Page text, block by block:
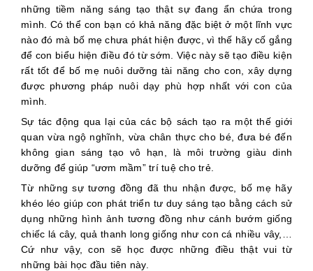
những tiềm năng sáng tạo thật sự đang ẩn chứa trong
mình. Có thể con bạn có khả năng đặc biệt ở một lĩnh vực
nào đó mà bố mẹ chưa phát hiện được, vì thế hãy cố gắng
để con biểu hiện điều đó từ sớm. Việc này sẽ tạo điều kiện
rất tốt để bố mẹ nuôi dưỡng tài năng cho con, xây dựng
được phương pháp nuôi dạy phù hợp nhất với con của
mình.
Sự tác động qua lại của các bộ sách tạo ra một thế giới
quan vừa ngộ nghĩnh, vừa chân thực cho bé, đưa bé đến
không gian sáng tạo vô hạn, là môi trường giàu dinh
dưỡng để giúp “ươm mầm” trí tuệ cho trẻ.
Từ những sự tương đồng đã thu nhận được, bố mẹ hãy
khéo léo giúp con phát triển tư duy sáng tạo bằng cách sử
dụng những hình ảnh tương đồng như cánh bướm giống
chiếc lá cây, quả thanh long giống như con cá nhiều vây,…
Cứ như vậy, con sẽ học được những điều thật vui từ
những bài học đầu tiên này.